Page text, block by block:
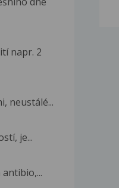
napr. 2
neustálé...
je...